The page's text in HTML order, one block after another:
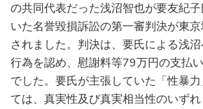
の共同代表だった浅沼智也が要友紀
いた名誉毀損訴訟の第一審判決が東
されました。判決は、要氏による浅
行為を認め、慰謝料等79万円の支払
でした。要氏が主張していた「性暴
ては、真実性及び真実相当性のいず